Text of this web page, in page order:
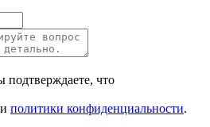
что
политики конфиденциальности.